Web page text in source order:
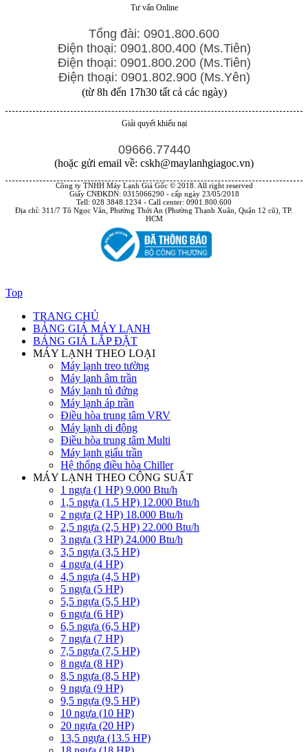
Tư vấn Online
Tổng đài: 0901.800.600
Điện thoại: 0901.800.400 (Ms.Tiên)
Điện thoại: 0901.800.200 (Ms.Tiên)
Điện thoại: 0901.802.900 (Ms.Yên)
(từ 8h đến 17h30 tất cả các ngày)
Giải quyết khiếu nại
09666.77440
(hoặc gửi email về: cskh@maylanhgiagoc.vn)
Công ty TNHH Máy Lạnh Giá Gốc © 2018. All right reserved
Giấy CNĐKDN: 0315066290 - cấp ngày 23/05/2018
Tell: 028 3848.1234 - Call center: 0901.800.600
Địa chỉ: 311/7 Tô Ngọc Vân, Phường Thới An (Phường Thạnh Xuân, Quận 12 cũ), TP.
HCM
Top
TRANG CHỦ
BẢNG GIÁ MÁY LẠNH
BẢNG GIÁ LẮP ĐẶT
MÁY LẠNH THEO LOẠI
Máy lạnh treo tường
Máy lạnh âm trần
Máy lạnh tủ đứng
Máy lạnh áp trần
Điều hòa trung tâm VRV
Máy lạnh di động
Điều hòa trung tâm Multi
Máy lạnh giấu trần
Hệ thống điều hòa Chiller
MÁY LẠNH THEO CÔNG SUẤT
1 ngựa (1 HP) 9.000 Btu/h
1,5 ngựa (1.5 HP) 12.000 Btu/h
2 ngựa (2 HP) 18.000 Btu/h
2,5 ngựa (2,5 HP) 22.000 Btu/h
3 ngựa (3 HP) 24.000 Btu/h
3,5 ngựa (3,5 HP)
4 ngựa (4 HP)
4,5 ngựa (4,5 HP)
5 ngựa (5 HP)
5,5 ngựa (5,5 HP)
6 ngựa (6 HP)
6,5 ngựa (6,5 HP)
7 ngựa (7 HP)
7,5 ngựa (7,5 HP)
8 ngựa (8 HP)
8,5 ngựa (8,5 HP)
9 ngựa (9 HP)
9,5 ngựa (9,5 HP)
10 ngựa (10 HP)
20 ngựa (20 HP)
13,5 ngựa (13.5 HP)